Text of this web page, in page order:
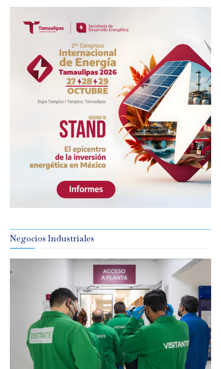
Negocios Industriales